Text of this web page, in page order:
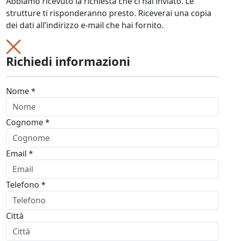
strutture ti risponderanno presto. Riceverai una copia
dei dati all’indirizzo e-mail che hai fornito.
Richiedi informazioni
Nome *
Cognome *
Email *
Telefono *
Città